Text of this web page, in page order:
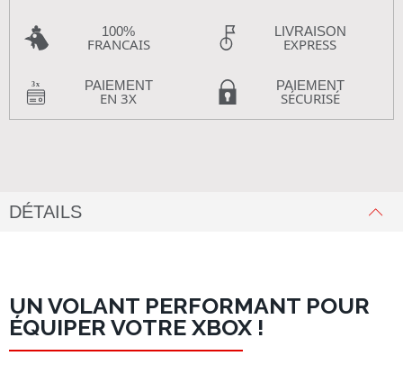
100%
FRANCAIS
LIVRAISON
EXPRESS
PAIEMENT
EN 3X
PAIEMENT
SÉCURISÉ
DÉTAILS
UN VOLANT PERFORMANT POUR
ÉQUIPER VOTRE XBOX !